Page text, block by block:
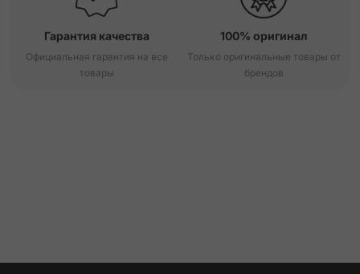
Гарантия качества
Официальная гарантия на все
товары
100% оригинал
Только оригинальные товары от
брендов